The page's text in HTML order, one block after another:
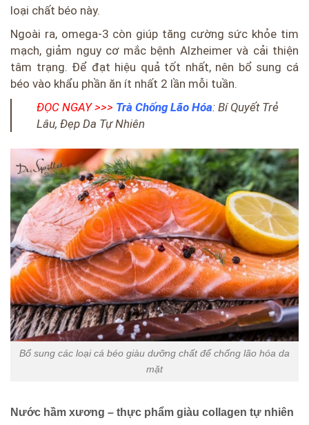
loại chất béo này.
Ngoài ra, omega-3 còn giúp tăng cường sức khỏe tim
mạch, giảm nguy cơ mắc bệnh Alzheimer và cải thiện
tâm trạng. Để đạt hiệu quả tốt nhất, nên bổ sung cá
béo vào khẩu phần ăn ít nhất 2 lần mỗi tuần.
ĐỌC NGAY >>> Trà Chống Lão Hóa: Bí Quyết Trẻ
Lâu, Đẹp Da Tự Nhiên
Bổ sung các loại cá béo giàu dưỡng chất để chống lão hóa da
mặt
Nước hầm xương – thực phẩm giàu collagen tự nhiên